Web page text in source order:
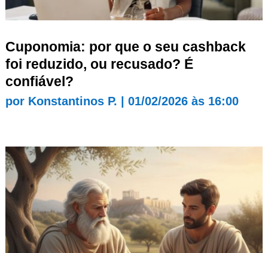
Cuponomia: por que o seu cashback
foi reduzido, ou recusado? É
confiável?
por Konstantinos P. 01/02/2026 às 16:00